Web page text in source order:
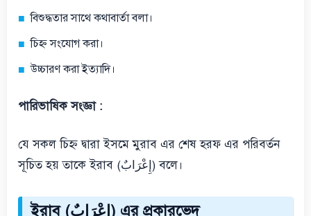
বিশুদ্ধতার সাথে কথাবার্তা বলা।
চিহ্ন সংযোগ করা।
উচ্চারণ করা ইত্যাদি।
পারিভাষিক সংজ্ঞা :
যে সকল চিহ্ন দ্বারা ইসমে মুরাব এর শেষ হরফ এর পরিবর্তন
সূচিত হয় তাকে ইরাব (إِعْرَابٌ) বলে।
ইরাব (إِعْرَابٌ) এর প্রকারভেদ